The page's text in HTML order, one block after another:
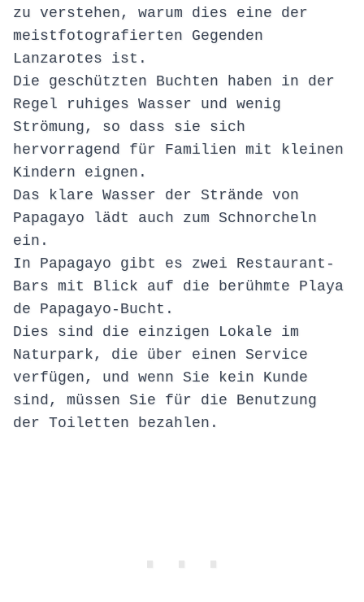
zu verstehen, warum dies eine der
meistfotografierten Gegenden
Lanzarotes ist.
Die geschützten Buchten haben in der
Regel ruhiges Wasser und wenig
Strömung, so dass sie sich
hervorragend für Familien mit kleinen
Kindern eignen.
Das klare Wasser der Strände von
Papagayo lädt auch zum Schnorcheln
ein.
In Papagayo gibt es zwei Restaurant-
Bars mit Blick auf die berühmte Playa
de Papagayo-Bucht.
Dies sind die einzigen Lokale im
Naturpark, die über einen Service
verfügen, und wenn Sie kein Kunde
sind, müssen Sie für die Benutzung
der Toiletten bezahlen.